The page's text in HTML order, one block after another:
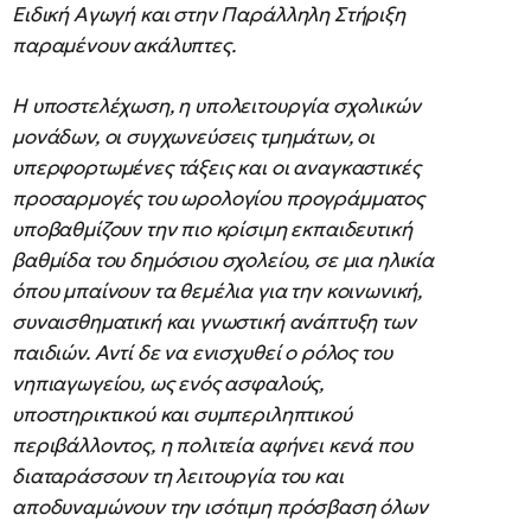
Ειδική Αγωγή και στην Παράλληλη Στήριξη
παραμένουν ακάλυπτες.
Η υποστελέχωση, η υπολειτουργία σχολικών
μονάδων, οι συγχωνεύσεις τμημάτων, οι
υπερφορτωμένες τάξεις και οι αναγκαστικές
προσαρμογές του ωρολογίου προγράμματος
υποβαθμίζουν την πιο κρίσιμη εκπαιδευτική
βαθμίδα του δημόσιου σχολείου, σε μια ηλικία
όπου μπαίνουν τα θεμέλια για την κοινωνική,
συναισθηματική και γνωστική ανάπτυξη των
παιδιών. Αντί δε να ενισχυθεί ο ρόλος του
νηπιαγωγείου, ως ενός ασφαλούς,
υποστηρικτικού και συμπεριληπτικού
περιβάλλοντος, η πολιτεία αφήνει κενά που
διαταράσσουν τη λειτουργία του και
αποδυναμώνουν την ισότιμη πρόσβαση όλων